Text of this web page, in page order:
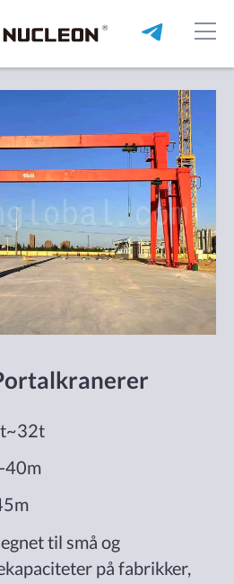
40m
til små og
på fabrikker,